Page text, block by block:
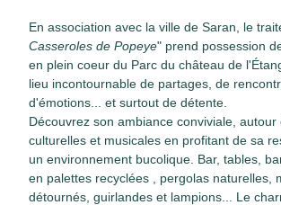
En association avec la ville de Saran, le
Casseroles de Popeye" prend possession
en plein coeur du Parc du château de
lieu incontournable de partages, de
d'émotions... et surtout de détente.
Découvrez son ambiance conviviale, autour
culturelles et musicales en profitant de sa
un environnement bucolique. Bar, tables,
en palettes recyclées , pergolas naturelles,
détournés, guirlandes et lampions... Le